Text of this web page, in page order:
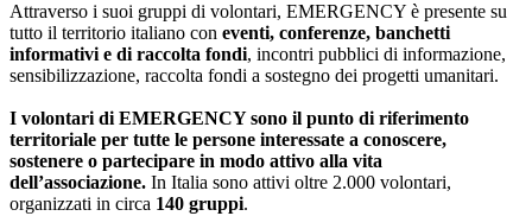
Attraverso i suoi gruppi di volontari, EMERGENCY è presente su
tutto il territorio italiano con eventi, conferenze, banchetti
informativi e di raccolta fondi, incontri pubblici di informazione,
sensibilizzazione, raccolta fondi a sostegno dei progetti umanitari.
I volontari di EMERGENCY sono il punto di riferimento
territoriale per tutte le persone interessate a conoscere,
sostenere o partecipare in modo attivo alla vita
dell’associazione. In Italia sono attivi oltre 2.000 volontari,
organizzati in circa 140 gruppi.